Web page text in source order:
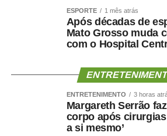
ESPORTE 1 mês atrás
Após décadas de
Mato Grosso muda
com o Hospital
ENTRETENIMENTO 3 horas
Margareth Serrão
corpo após
a si mesmo’